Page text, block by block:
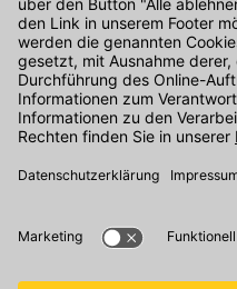
Kontakt
Unser Onlineshop Team ist
Uhr unter der Telefonnummer
Alternativ können Sie unser
Den Kontakt direkt in unsere